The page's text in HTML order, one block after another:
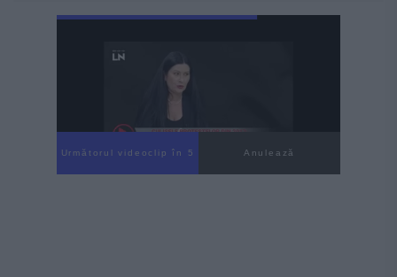
Următorul videoclip în 3 Anulează